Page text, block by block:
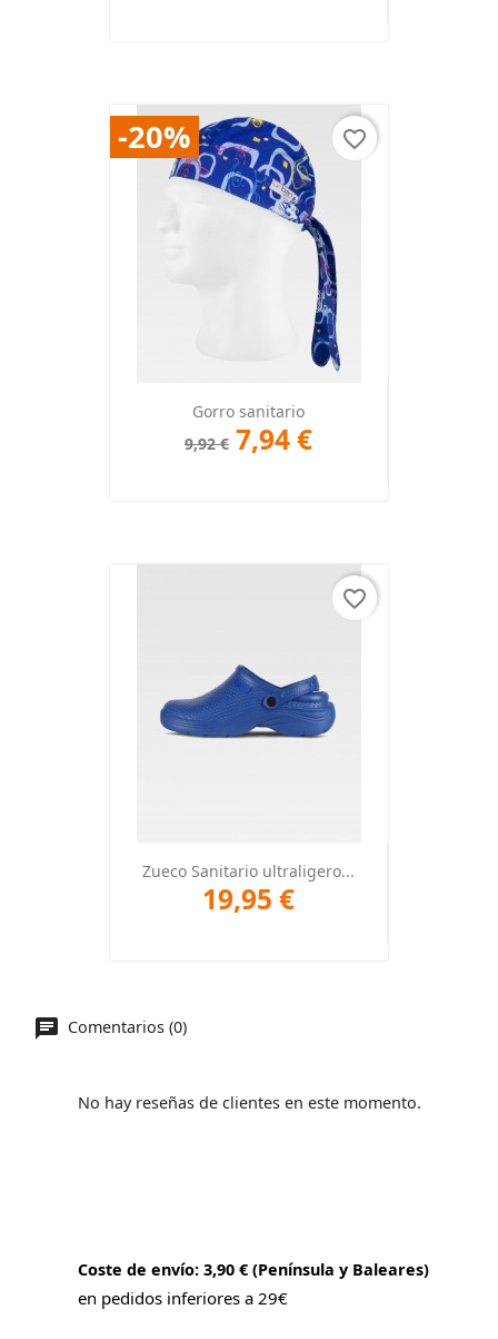
Gorro sanitario
9,92 € 7,94 €
-20% favorite_border
Zueco Sanitario ultraligero...
19,95 €
favorite_border
Comentarios (0)
No hay reseñas de clientes en este momento.
Coste de envío: 3,90 € (Península y Baleares)
en pedidos inferiores a 29€